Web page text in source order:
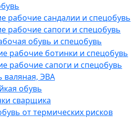
рабочие сандалии и спецобувь
рабочие сапоги и спецобувь
обувь и спецобувь
рабочие ботинки и спецобувь
рабочие сапоги и спецобувь
валяная, ЭВА
обувь
сварщика
от термических рисков